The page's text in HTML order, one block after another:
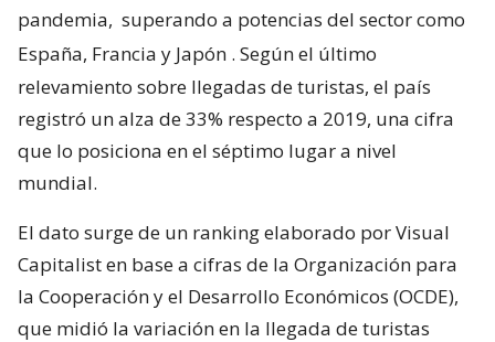
pandemia, superando a potencias del sector como
España, Francia y Japón . Según el último
relevamiento sobre llegadas de turistas, el país
registró un alza de 33% respecto a 2019, una cifra
que lo posiciona en el séptimo lugar a nivel
mundial.
El dato surge de un ranking elaborado por Visual
Capitalist en base a cifras de la Organización para
la Cooperación y el Desarrollo Económicos (OCDE),
que midió la variación en la llegada de turistas